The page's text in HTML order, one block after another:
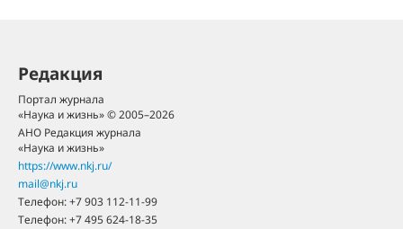
Редакция
Портал журнала
«Наука и жизнь» © 2005–2026
АНО Редакция журнала
«Наука и жизнь»
https://www.nkj.ru/
mail@nkj.ru
Телефон:+7 903 112-11-99
Телефон:+7 495 624-18-35